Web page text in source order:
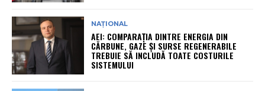
NAȚIONAL
AEI: COMPARAȚIA DINTRE ENERGIA DIN
CĂRBUNE, GAZE ȘI SURSE REGENERABILE
TREBUIE SĂ INCLUDĂ TOATE COSTURILE
SISTEMULUI